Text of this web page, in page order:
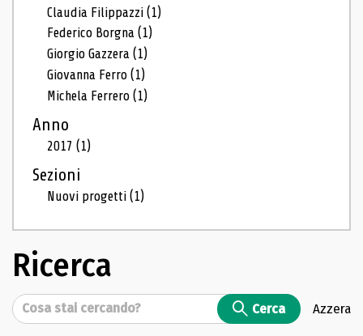
Claudia Filippazzi(1)
Federico Borgna(1)
Giorgio Gazzera(1)
Giovanna Ferro(1)
Michela Ferrero(1)
Anno
2017(1)
Sezioni
Nuovi progetti(1)
Ricerca
Cerca Cerca Azzera